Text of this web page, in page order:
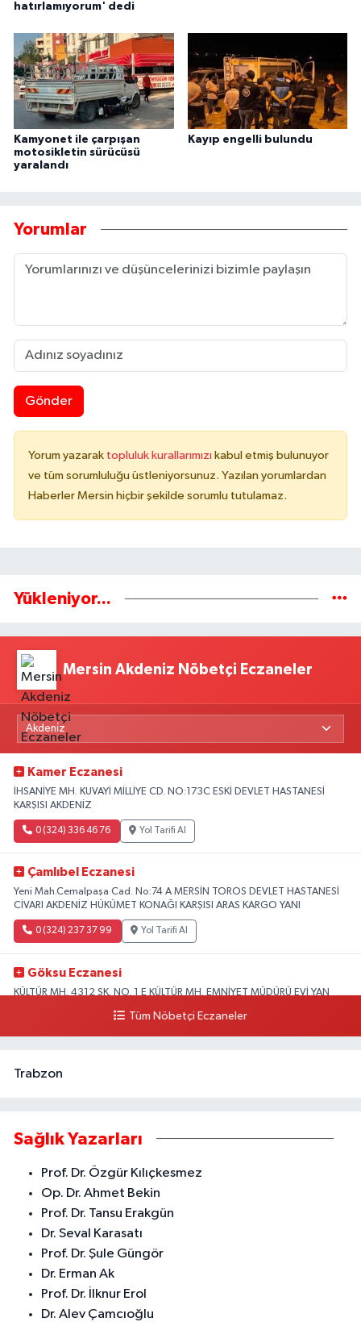
hatırlamıyorum' dedi
Kamyonet ile çarpışan
motosikletin sürücüsü
yaralandı
Kayıp engelli bulundu
Yorumlar
Gönder
Yorum yazarak topluluk kurallarımızı kabul etmiş bulunuyor
ve tüm sorumluluğu üstleniyorsunuz. Yazılan yorumlardan
Haberler Mersin hiçbir şekilde sorumlu tutulamaz.
Yükleniyor...
Mersin Akdeniz Nöbetçi Eczaneler
Kamer Eczanesi
İHSANİYE MH. KUVAYİ MİLLİYE CD. NO:173C ESKİ DEVLET HASTANESİ
KARŞISI AKDENİZ
0 (324) 336 46 76 Yol Tarifi Al
Çamlıbel Eczanesi
Yeni Mah.Cemalpaşa Cad. No:74 A MERSİN TOROS DEVLET HASTANESİ
CİVARI AKDENİZ HÜKÜMET KONAĞI KARŞISI ARAS KARGO YANI
0 (324) 237 37 99 Yol Tarifi Al
Göksu Eczanesi
KÜLTÜR MH. 4312 SK. NO. 1 E KÜLTÜR MH. EMNİYET MÜDÜRÜ EVİ YAN
Tüm Nöbetçi Eczaneler
Trabzon
Sağlık Yazarları
Prof. Dr. Özgür Kılıçkesmez
Op. Dr. Ahmet Bekin
Prof. Dr. Tansu Erakgün
Dr. Seval Karasatı
Prof. Dr. Şule Güngör
Dr. Erman Ak
Prof. Dr. İlknur Erol
Dr. Alev Çamcıoğlu